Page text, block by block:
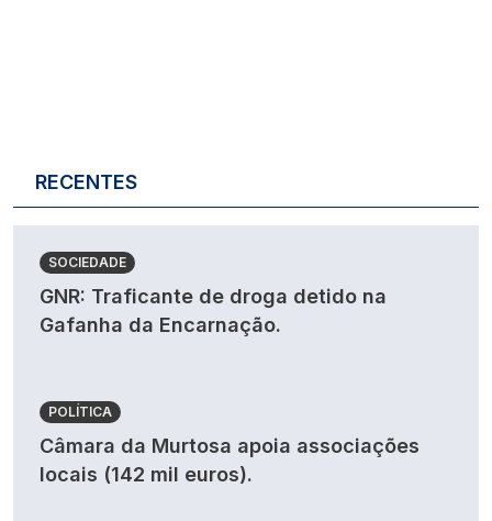
RECENTES
SOCIEDADE
GNR: Traficante de droga detido na
Gafanha da Encarnação.
POLÍTICA
Câmara da Murtosa apoia associações
locais (142 mil euros).